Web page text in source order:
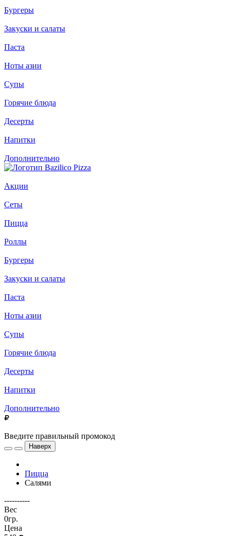
Бургеры
Закуски и салаты
Паста
Ноты азии
Супы
Горячие блюда
Десерты
Напитки
Дополнительно
Акции
Сеты
Пицца
Роллы
Бургеры
Закуски и салаты
Паста
Ноты азии
Супы
Горячие блюда
Десерты
Напитки
Дополнительно
Введите правильный промокод
Наверх
Пицца
Салями
----------
Вес
0гр.
Цена